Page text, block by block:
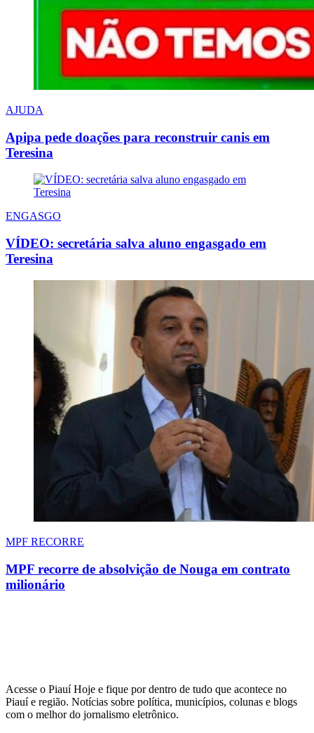
AJUDA
Apipa pede doações para reconstruir canis em
Teresina
ENGASGO
VÍDEO: secretária salva aluno engasgado em
Teresina
MPF RECORRE
MPF recorre de absolvição de Nouga em contrato
milionário
Acesse o Piauí Hoje e fique por dentro de tudo que acontece no
Piauí e região. Notícias sobre política, municípios, colunas e blogs
com o melhor do jornalismo eletrônico.